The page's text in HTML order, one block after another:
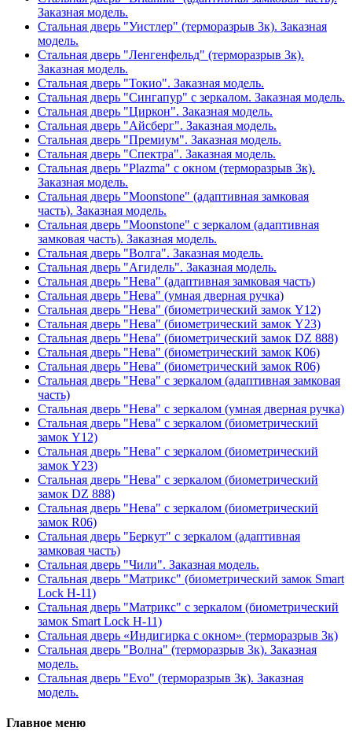
Заказная модель.
Стальная дверь "Уистлер" (терморазрыв 3к). Заказная
модель.
Стальная дверь "Ленгенфельд" (терморазрыв 3к).
Заказная модель.
Стальная дверь "Токио". Заказная модель.
Стальная дверь "Сингапур" с зеркалом. Заказная модель.
Стальная дверь "Циркон". Заказная модель.
Стальная дверь "Айсберг". Заказная модель.
Стальная дверь "Премиум". Заказная модель.
Стальная дверь "Спектра". Заказная модель.
Стальная дверь "Plazma" с окном (терморазрыв 3к).
Заказная модель.
Стальная дверь "Moonstone" (адаптивная замковая
часть). Заказная модель.
Стальная дверь "Moonstone" с зеркалом (адаптивная
замковая часть). Заказная модель.
Стальная дверь "Волга". Заказная модель.
Стальная дверь "Агидель". Заказная модель.
Стальная дверь "Нева" (адаптивная замковая часть)
Стальная дверь "Нева" (умная дверная ручка)
Стальная дверь "Нева" (биометрический замок Y12)
Стальная дверь "Нева" (биометрический замок Y23)
Стальная дверь "Нева" (биометрический замок DZ 888)
Стальная дверь "Нева" (биометрический замок К06)
Стальная дверь "Нева" (биометрический замок R06)
Стальная дверь "Нева" с зеркалом (адаптивная замковая
часть)
Стальная дверь "Нева" с зеркалом (умная дверная ручка)
Стальная дверь "Нева" с зеркалом (биометрический
замок Y12)
Стальная дверь "Нева" с зеркалом (биометрический
замок Y23)
Стальная дверь "Нева" с зеркалом (биометрический
замок DZ 888)
Стальная дверь "Нева" с зеркалом (биометрический
замок R06)
Стальная дверь "Беркут" с зеркалом (адаптивная
замковая часть)
Стальная дверь "Чили". Заказная модель.
Стальная дверь "Матрикс" (биометрический замок Smart
Lock H-11)
Стальная дверь "Матрикс" с зеркалом (биометрический
замок Smart Lock H-11)
Стальная дверь «Индигирка с окном» (терморазрыв 3к)
Стальная дверь "Волна" (терморазрыв 3к). Заказная
модель.
Стальная дверь "Evo" (терморазрыв 3к). Заказная
модель.
Главное меню